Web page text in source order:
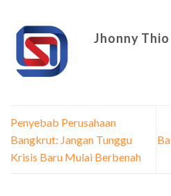
Jhonny
Penyebab Perusahaan
Bangkrut: Jangan Tunggu
Krisis Baru Mulai Berbenah